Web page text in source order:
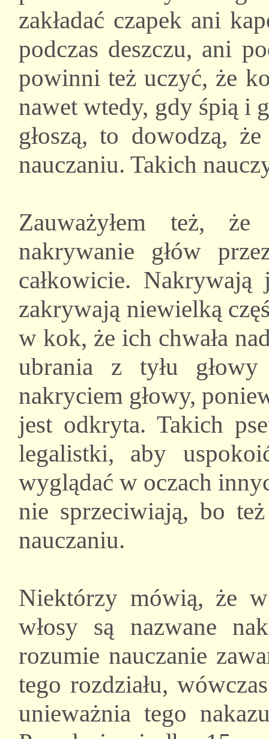
zakładać czapek ani
podczas deszczu, ani
powinni też uczyć, że
nawet wtedy, gdy śpią i
głoszą, to dowodzą,
nauczaniu. Takich
Zauważyłem też,
nakrywanie głów
całkowicie.
zakrywają niewielką
w kok, że ich chwała
ubrania z tyłu
nakryciem głowy,
jest odkryta. Takich
legalistki, aby
wyglądać w oczach
nie sprzeciwiają, bo
nauczaniu.
Niektórzy mówią, że
włosy są nazwane
rozumie nauczanie
tego rozdziału,
unieważnia tego